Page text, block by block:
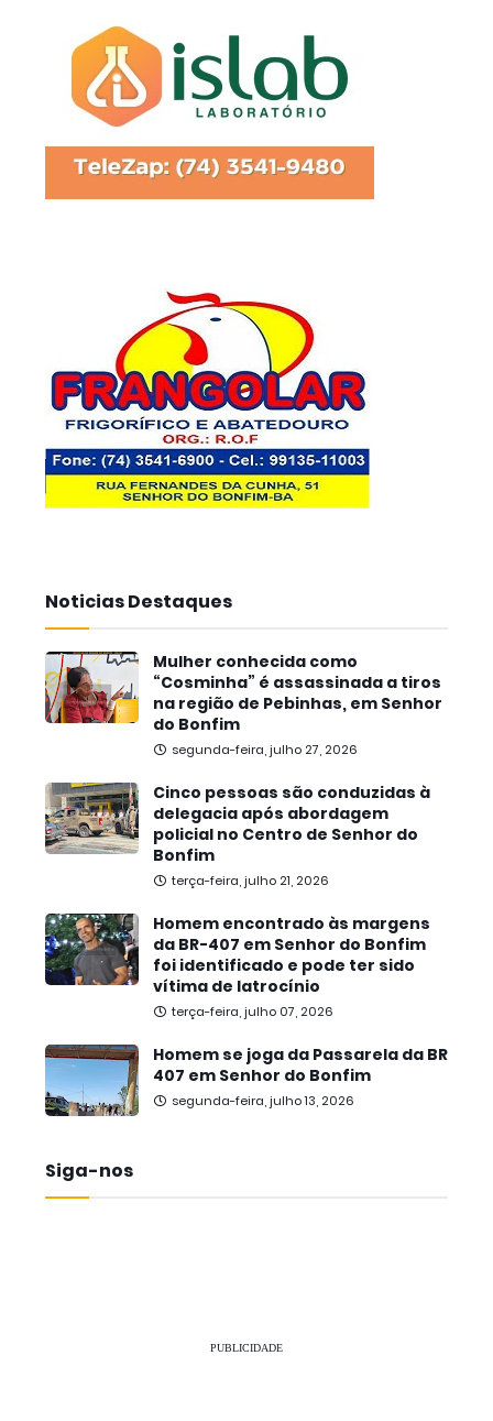
Noticias Destaques
Mulher conhecida como
“Cosminha” é assassinada a tiros
na região de Pebinhas, em Senhor
do Bonfim
segunda-feira, julho 27, 2026
Cinco pessoas são conduzidas à
delegacia após abordagem
policial no Centro de Senhor do
Bonfim
terça-feira, julho 21, 2026
Homem encontrado às margens
da BR-407 em Senhor do Bonfim
foi identificado e pode ter sido
vítima de latrocínio
terça-feira, julho 07, 2026
Homem se joga da Passarela da BR
407 em Senhor do Bonfim
segunda-feira, julho 13, 2026
Siga-nos
PUBLICIDADE